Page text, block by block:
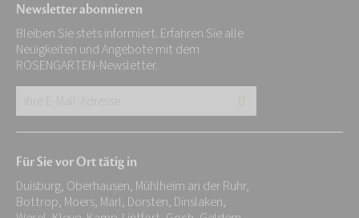
Newsletter abonnieren
Bleiben Sie stets informiert. Erfahren Sie alle
Neuigkeiten und Angebote mit dem
ROSENGARTEN-Newsletter.
E-
Adresse:
*
Für Sie vor Ort tätig in
Duisburg, Oberhausen, Mühlheim an der Ruhr,
Bottrop, Moers, Marl, Dorsten, Dinslaken,